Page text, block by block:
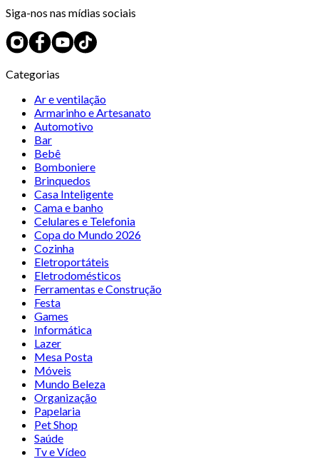
Siga-nos nas mídias sociais
Categorias
Ar e ventilação
Armarinho e Artesanato
Automotivo
Bar
Bebê
Bomboniere
Brinquedos
Casa Inteligente
Cama e banho
Celulares e Telefonia
Copa do Mundo 2026
Cozinha
Eletroportáteis
Eletrodomésticos
Ferramentas e Construção
Festa
Games
Informática
Lazer
Mesa Posta
Móveis
Mundo Beleza
Organização
Papelaria
Pet Shop
Saúde
Tv e Vídeo